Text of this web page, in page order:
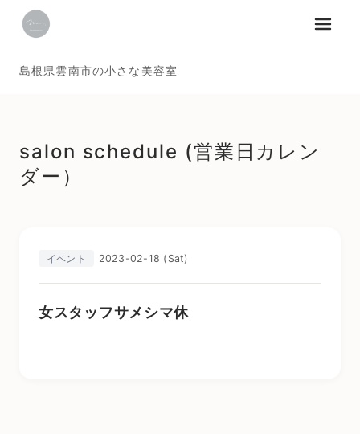
島根県雲南市の小さな美容室
メニュ
salon schedule (営業日カレン
ダー）
イベント 2023-02-18 (Sat)
女スタッフサメシマ休